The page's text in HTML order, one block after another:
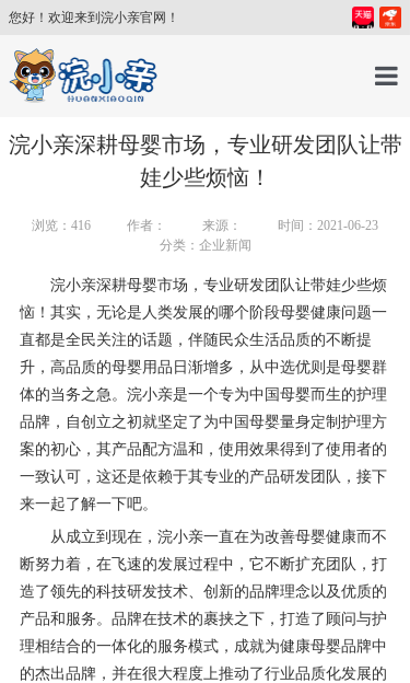
您好！欢迎来到浣小亲官网！
首
浣小亲深耕母婴市场，专业研发团队让带
娃少些烦恼！
浏览： 416 作者： 来源：
时间：2021-06-23
分类：企业新闻
浣小亲深耕母婴市场，专业研发团队让带娃少些烦
恼！其实，无论是人类发展的哪个阶段母婴健康问题一
直都是全民关注的话题，伴随民众生活品质的不断提
升，高品质的母婴用品日渐增多，从中选优则是母婴群
体的当务之急。浣小亲是一个专为中国母婴而生的护理
品牌，自创立之初就坚定了为中国母婴量身定制护理方
案的初心，其产品配方温和，使用效果得到了使用者的
一致认可，这还是依赖于其专业的产品研发团队，接下
来一起了解一下吧。
从成立到现在，浣小亲一直在为改善母婴健康而不
断努力着，在飞速的发展过程中，它不断扩充团队，打
造了领先的科技研发技术、创新的品牌理念以及优质的
产品和服务。品牌在技术的裹挟之下，打造了顾问与护
理相结合的一体化的服务模式，成就为健康母婴品牌中
的杰出品牌，并在很大程度上推动了行业品质化发展的